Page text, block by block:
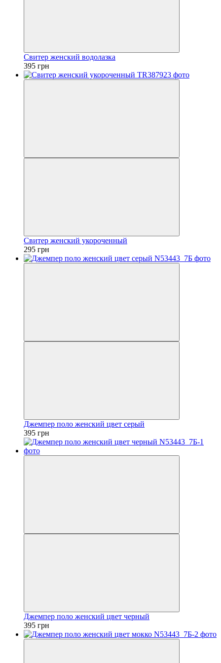
Свитер женский водолазка
395 грн
Свитер женский укороченный
295 грн
Джемпер поло женский цвет серый
395 грн
Джемпер поло женский цвет черный
395 грн